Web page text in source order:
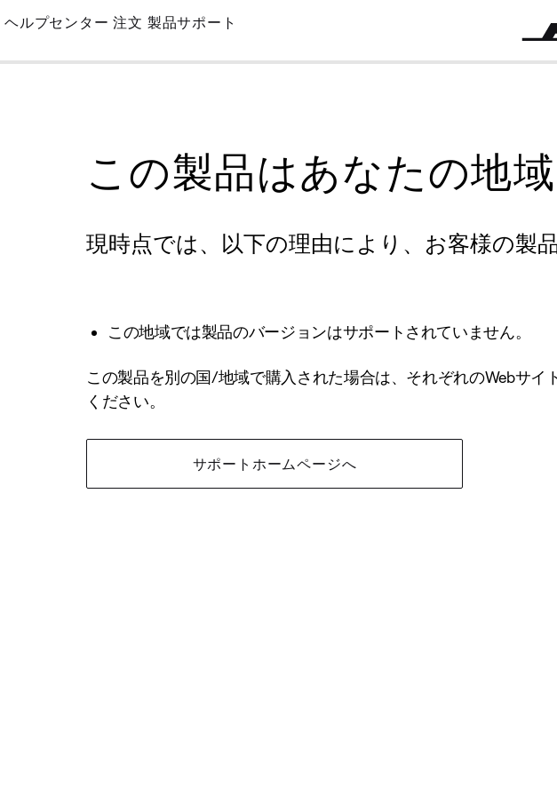
Skip
Main
ヘルプセンター 注文 製品サポート
この製品はあなたの地
現時点では、以下の理由により、お客様の製
この地域では製品のバージョンはサポートされていません。
この製品を別の国/地域で購入された場合は、それぞれのWebサ
ください。
サポートホームページへ